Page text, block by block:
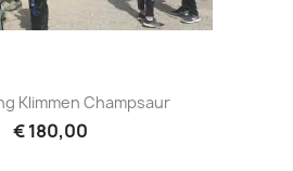
Klimmen Champsaur
€ 180,00